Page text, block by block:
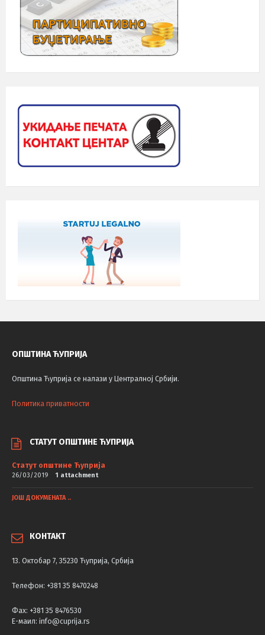
ОПШТИНА ЋУПРИЈА
Општина Ћуприја се налази у Централној Србији.
Политика приватности
СТАТУТ ОПШТИНЕ ЋУПРИЈА
Статут општине Ћуприја
26/03/2019 1 attachment
ЈОШ ДОКУМЕНАТА ..
КОНТАКТ
13. Октобар 7, 35230 Ћуприја, Србија
Телефон: +381 35 8470248
Фаx: +381 35 8476530
Е-маил: info@cuprija.rs